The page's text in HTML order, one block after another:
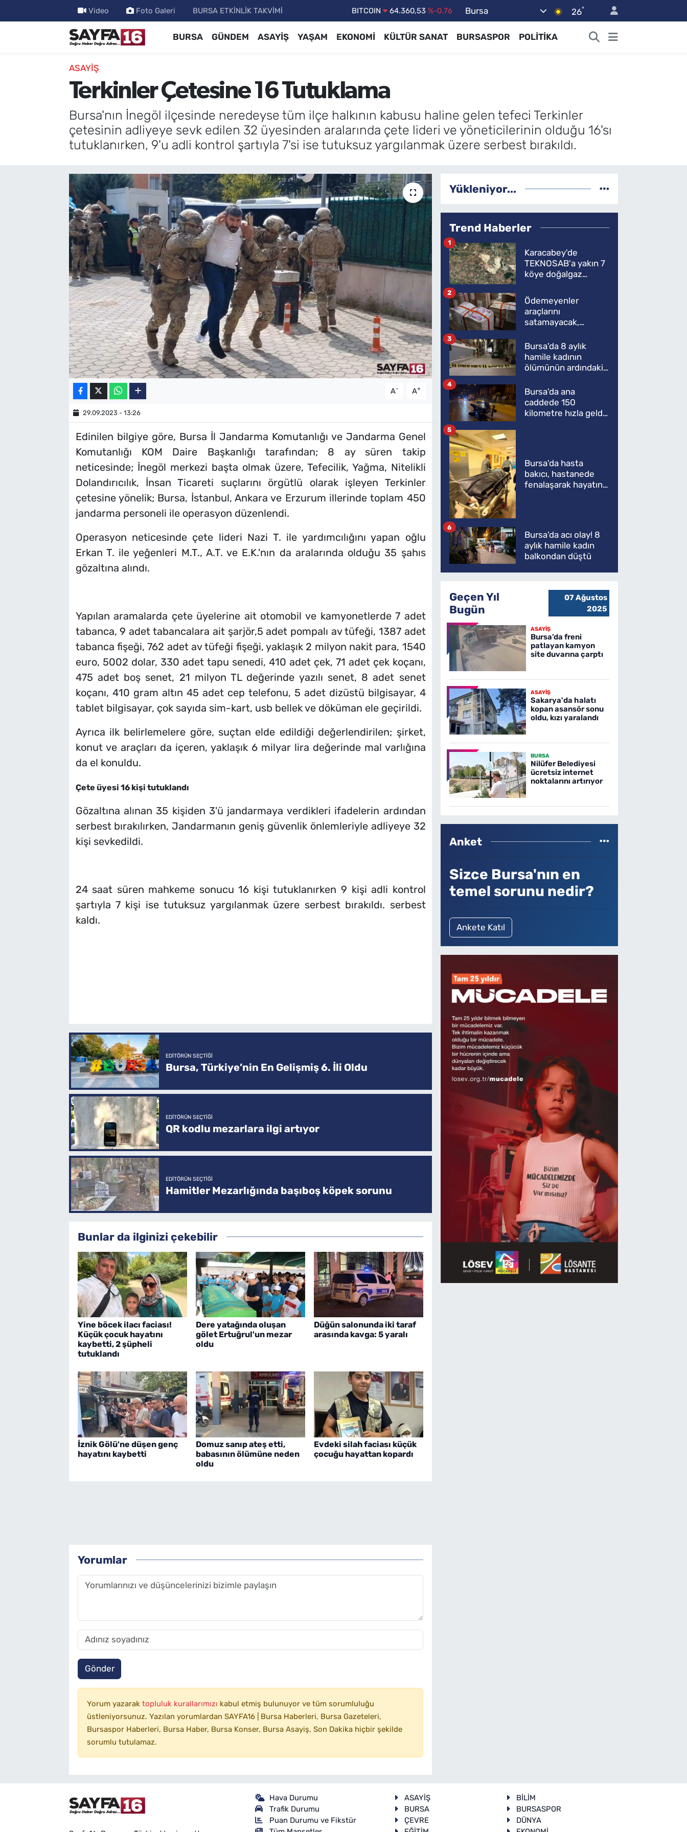
Video Foto Galeri BURSA ETKİNLİK TAKVİMİ DOLAR 47,7143 %0.16
BİST100
Bursa 26°
BURSA GÜNDEM ASAYİŞ YAŞAM EKONOMİ KÜLTÜR SANAT BURSASPOR POLİTİKA
ASAYİŞ
Terkinler Çetesine 16 Tutuklama
Bursa'nın İnegöl ilçesinde neredeyse tüm ilçe halkının kabusu haline gelen tefeci Terkinler
çetesinin adliyeye sevk edilen 32 üyesinden aralarında çete lideri ve yöneticilerinin olduğu 16'sı
tutuklanırken, 9'u adli kontrol şartıyla 7'si ise tutuksuz yargılanmak üzere serbest bırakıldı.
A- A+
29.09.2023 - 13:26
Edinilen bilgiye göre, Bursa İl Jandarma Komutanlığı ve Jandarma Genel
Komutanlığı KOM Daire Başkanlığı tarafından; 8 ay süren takip
neticesinde; İnegöl merkezi başta olmak üzere, Tefecilik, Yağma, Nitelikli
Dolandırıcılık, İnsan Ticareti suçlarını örgütlü olarak işleyen Terkinler
çetesine yönelik; Bursa, İstanbul, Ankara ve Erzurum illerinde toplam 450
jandarma personeli ile operasyon düzenlendi.
Operasyon neticesinde çete lideri Nazi T. ile yardımcılığını yapan oğlu
Erkan T. ile yeğenleri M.T., A.T. ve E.K.'nın da aralarında olduğu 35 şahıs
gözaltına alındı.
Yapılan aramalarda çete üyelerine ait otomobil ve kamyonetlerde 7 adet
tabanca, 9 adet tabancalara ait şarjör,5 adet pompalı av tüfeği, 1387 adet
tabanca fişeği, 762 adet av tüfeği fişeği, yaklaşık 2 milyon nakit para, 1540
euro, 5002 dolar, 330 adet tapu senedi, 410 adet çek, 71 adet çek koçanı,
475 adet boş senet, 21 milyon TL değerinde yazılı senet, 8 adet senet
koçanı, 410 gram altın 45 adet cep telefonu, 5 adet dizüstü bilgisayar, 4
tablet bilgisayar, çok sayıda sim-kart, usb bellek ve döküman ele geçirildi.
Ayrıca ilk belirlemelere göre, suçtan elde edildiği değerlendirilen; şirket,
konut ve araçları da içeren, yaklaşık 6 milyar lira değerinde mal varlığına
da el konuldu.
Çete üyesi 16 kişi tutuklandı
Gözaltına alınan 35 kişiden 3'ü jandarmaya verdikleri ifadelerin ardından
serbest bırakılırken, Jandarmanın geniş güvenlik önlemleriyle adliyeye 32
kişi sevkedildi.
24 saat süren mahkeme sonucu 16 kişi tutuklanırken 9 kişi adli kontrol
şartıyla 7 kişi ise tutuksuz yargılanmak üzere serbest bırakıldı. serbest
kaldı.
EDITÖRÜN SEÇTIĞI
Bursa, Türkiye’nin En Gelişmiş 6. İli Oldu
EDITÖRÜN SEÇTIĞI
QR kodlu mezarlara ilgi artıyor
EDITÖRÜN SEÇTIĞI
Hamitler Mezarlığında başıboş köpek sorunu
Bunlar da ilginizi çekebilir
Yine böcek ilacı faciası!
Küçük çocuk hayatını
kaybetti, 2 şüpheli
tutuklandı
Dere yatağında oluşan
gölet Ertuğrul'un mezar
oldu
Düğün salonunda iki taraf
arasında kavga: 5 yaralı
İznik Gölü'ne düşen genç
hayatını kaybetti
Domuz sanıp ateş etti,
babasının ölümüne neden
oldu
Evdeki silah faciası küçük
çocuğu hayattan kopardı
Yorumlar
Gönder
Yorum yazarak topluluk kurallarımızı kabul etmiş bulunuyor ve tüm sorumluluğu
üstleniyorsunuz. Yazılan yorumlardan SAYFA16 | Bursa Haberleri, Bursa Gazeteleri,
Bursaspor Haberleri, Bursa Haber, Bursa Konser, Bursa Asayiş, Son Dakika hiçbir şekilde
sorumlu tutulamaz.
Yükleniyor...
Trend Haberler
Karacabey'de
TEKNOSAB'a yakın 7
köye doğalgaz
1
Ödemeyenler
araçlarını
satamayacak,
2
Bursa'da 8 aylık
hamile kadının
ölümünün ardındaki
3
Bursa'da ana
caddede 150
kilometre hızla geldi,
4
Bursa'da hasta
bakıcı, hastanede
fenalaşarak hayatını
5
Bursa'da acı olay! 8
aylık hamile kadın
balkondan düştü
6
Geçen Yıl
Bugün
07 Ağustos
2025
ASAYİŞ
Bursa’da freni
patlayan kamyon
site duvarına çarptı
ASAYİŞ
Sakarya'da halatı
kopan asansör sonu
oldu, kızı yaralandı
BURSA
Nilüfer Belediyesi
ücretsiz internet
noktalarını artırıyor
Anket
Sizce Bursa'nın en
temel sorunu nedir?
Ankete Katıl
Hava Durumu
Trafik Durumu
Puan Durumu ve Fikstür
ASAYİŞ
BİLİM
BURSA
BURSASPOR
ÇEVRE
DÜNYA
ÖZEL HABER
İNCELEME
TV REHBERİ
Hava Durumu
Trafik Durumu
TFF 2.Lig Beyaz Grup Puan Durumu ve Fikstür
Tüm Manşetler
Son Dakika Haberleri